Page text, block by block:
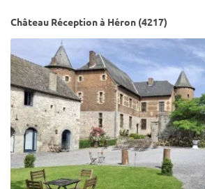
Château Réception à Héron (4217)